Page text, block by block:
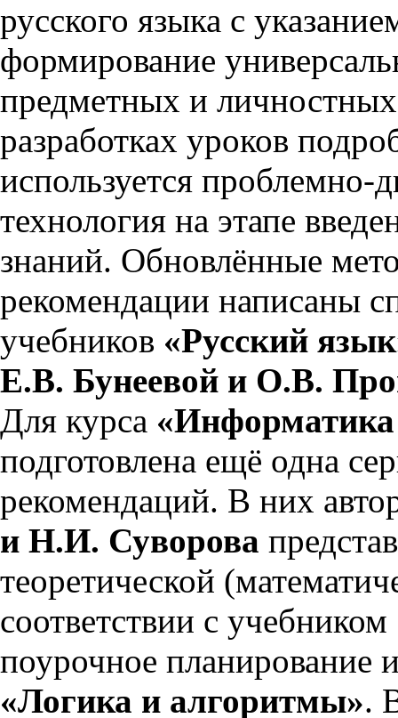
русского языка с
формирование
предметных и личностных
разработках уроков
используется проблемно-
технология на этапе
знаний. Обновлённые
рекомендации написаны
учебников «Русский
Е.В. Бунеевой и О.В.
Для курса
подготовлена ещё одна
рекомендаций. В них
и Н.И. Суворова
теоретической
соответствии с учебником
поурочное планирование
«Логика и алгоритмы».